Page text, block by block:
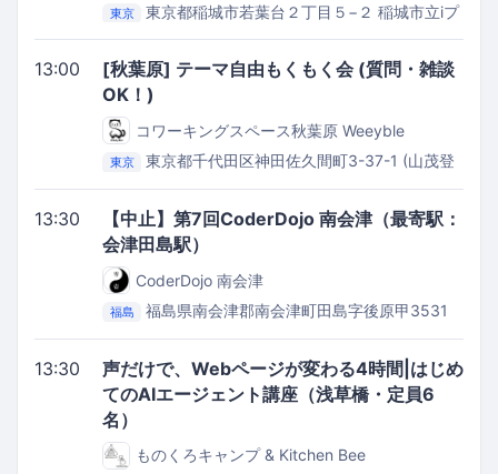
東京 東京都稲城市若葉台２丁目５−２ 稲城市立iプ
13:00
[秋葉原] テーマ自由もくもく会 (質問・雑談
OK！)
コワーキングスペース秋葉原 Weeyble
東京
東京都千代田区神田佐久間町3-37-1 (山茂登
13:30
【中止】第7回CoderDojo 南会津（最寄駅：
会津田島駅）
CoderDojo 南会津
福島
福島県南会津郡南会津町田島字後原甲3531
13:30
声だけで、Webページが変わる4時間|はじめ
てのAIエージェント講座（浅草橋・定員6
名）
ものくろキャンプ & Kitchen Bee